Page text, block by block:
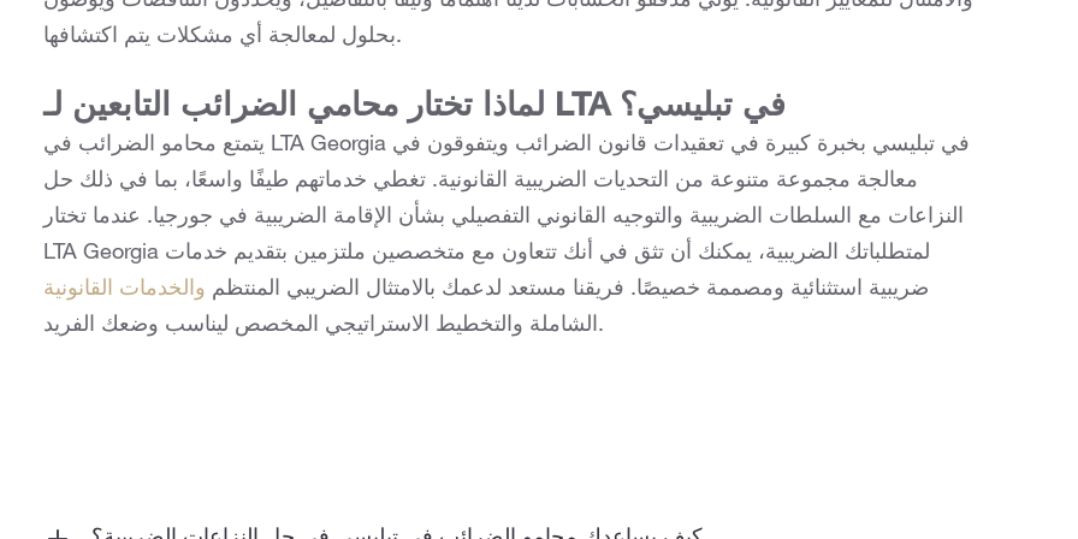
بحلول لمعالجة أي مشكلات يتم اكتشافها.
لماذا تختار محامي الضرائب التابعين لـ LTA في تبليسي؟
يتمتع محامو الضرائب في LTA Georgia في تبليسي بخبرة كبيرة في تعقيدات قانون الضرائب ويتفوقون في
معالجة مجموعة متنوعة من التحديات الضريبية القانونية. تغطي خدماتهم طيفًا واسعًا، بما في ذلك حل
النزاعات مع السلطات الضريبية والتوجيه القانوني التفصيلي بشأن الإقامة الضريبية في جورجيا. عندما تختار
LTA Georgia لمتطلباتك الضريبية، يمكنك أن تثق في أنك تتعاون مع متخصصين ملتزمين بتقديم خدمات
ضريبية استثنائية ومصممة خصيصًا. فريقنا مستعد لدعمك بالامتثال الضريبي المنتظم والخدمات القانونية
الشاملةوالتخطيط الاستراتيجي المخصص ليناسب وضعك الفريد.